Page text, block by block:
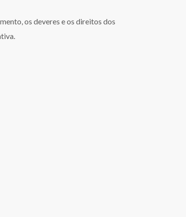
os deveres e os direitos dos